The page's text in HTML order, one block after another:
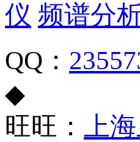
仪 频谱分
QQ：
◆
旺旺： 上